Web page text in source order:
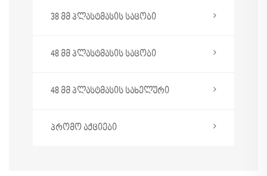
38 მმ პლასტმასის საცობი
48 მმ პლასტმასის საცობი
48 მმ პლასტმასის სახელური
პრომო აქციები